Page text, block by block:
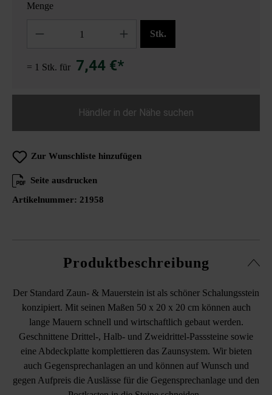
Menge
Stk.
= 1 Stk. für 7,44 €*
Händler in der Nähe suchen
Zur Wunschliste hinzufügen
Seite ausdrucken
Artikelnummer: 21958
Produktbeschreibung
Der Standard Zaun- & Mauerstein ist als schöner Schalungsstein
konzipiert. Mit seinen Maßen 50 x 20 x 20 cm können auch
lange Mauern schnell und wirtschaftlich gebaut werden.
Geschnittene Drittel-, Halb- und Zweidrittel-Passsteine sowie
eine Abdeckplatte komplettieren das Zaunsystem. Wir bieten
auch Gegensprechanlagen an und können auf Wunsch und
gegen Aufpreis die Auslässe für die Gegensprechanlage und den